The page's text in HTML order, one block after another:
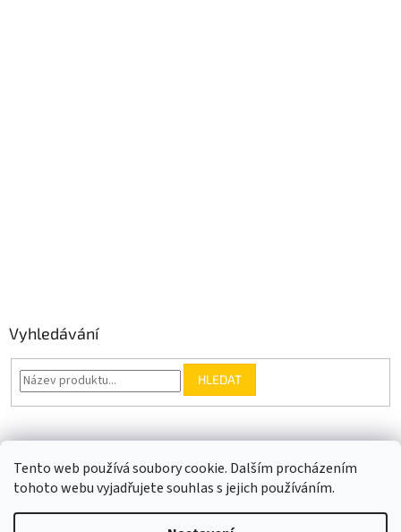
Tento web používá soubory cookie. Dalším procházením
tohoto webu vyjadřujete souhlas s jejich používáním.
Vyhledávání
HLEDAT